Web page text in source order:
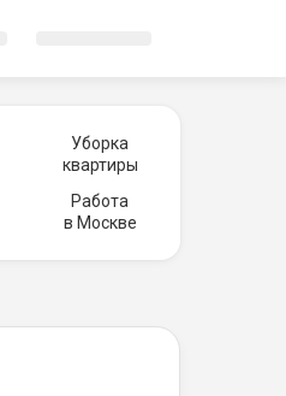
Уборка
квартиры
Работа
в Москве